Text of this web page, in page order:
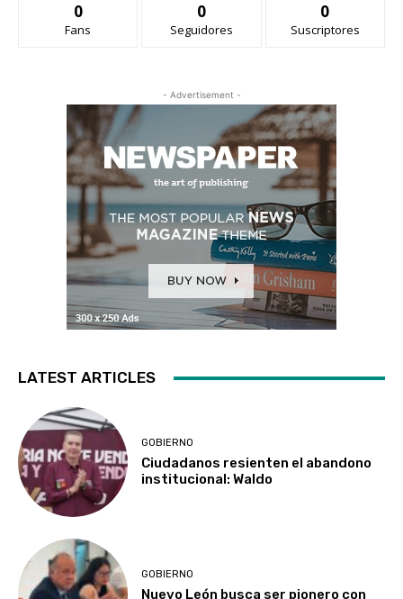
0
Fans
0
Seguidores
0
Suscriptores
- Advertisement -
LATEST ARTICLES
GOBIERNO
Ciudadanos resienten el abandono
institucional: Waldo
GOBIERNO
Nuevo León busca ser pionero con